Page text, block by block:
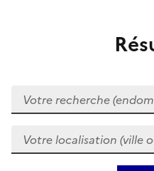
Votre recherche
Votre localisation (ville ou